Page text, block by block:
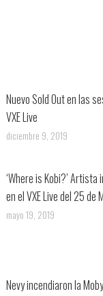
Nuevo Sold Out en las
VXE Live
diciembre 9, 2019
‘Where is Kobi?’ Artista
en el VXE Live del 25 de
mayo 19, 2019
Nevy incendiaron la